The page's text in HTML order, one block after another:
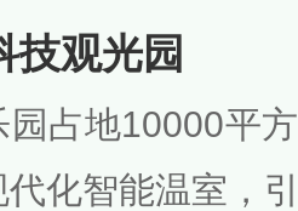
技观光园
占地10000平
化智能温室，